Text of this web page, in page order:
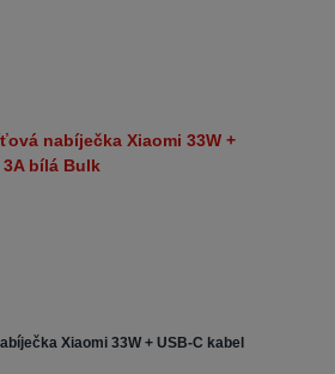
Xiaomi 33W + USB-C kabel